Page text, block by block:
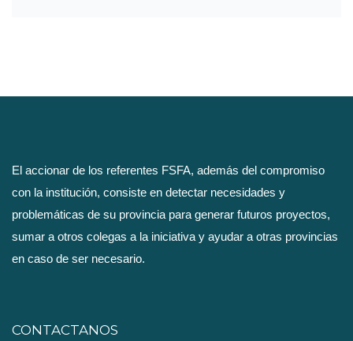
El accionar de los referentes FSFA, además del compromiso
con la institución, consiste en detectar necesidades y
problemáticas de su provincia para generar futuros proyectos,
sumar a otros colegas a la iniciativa y ayudar a otras provincias
en caso de ser necesario.
CONTACTANOS